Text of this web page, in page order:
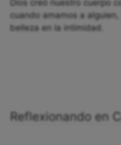
Dios creó nuestro cuerpo
cuando amamos a
belleza en la intimidad.
Reflexionando en